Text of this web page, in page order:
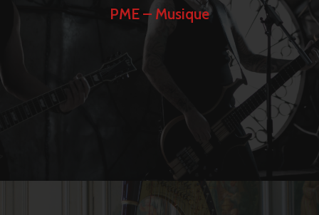
PME – Musique